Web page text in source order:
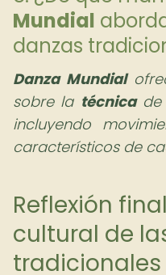
Mundial
danzas
Danza Mundial
sobre la técnicade
incluyendo
característicos de
Reflexión
cultural de
tradicionales